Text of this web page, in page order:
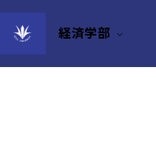
経済学部
News